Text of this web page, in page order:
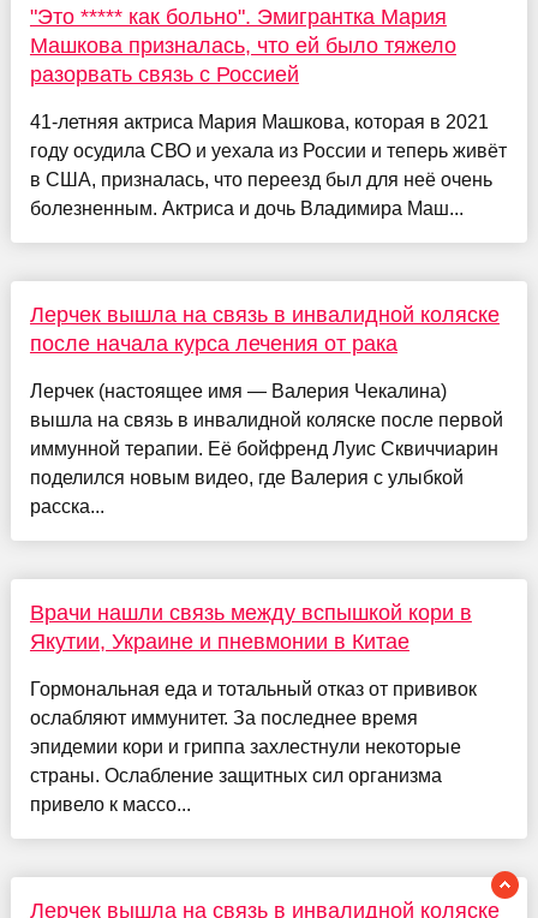
"Это ***** как больно". Эмигрантка Мария
Машкова призналась, что ей было тяжело
разорвать связь с Россией
41-летняя актриса Мария Машкова, которая в 2021
году осудила СВО и уехала из России и теперь живёт
в США, призналась, что переезд был для неё очень
болезненным. Актриса и дочь Владимира Маш...
Лерчек вышла на связь в инвалидной коляске
после начала курса лечения от рака
Лерчек (настоящее имя — Валерия Чекалина)
вышла на связь в инвалидной коляске после первой
иммунной терапии. Её бойфренд Луис Сквиччиарин
поделился новым видео, где Валерия с улыбкой
расска...
Врачи нашли связь между вспышкой кори в
Якутии, Украине и пневмонии в Китае
Гормональная еда и тотальный отказ от прививок
ослабляют иммунитет. За последнее время
эпидемии кори и гриппа захлестнули некоторые
страны. Ослабление защитных сил организма
привело к массо...
Лерчек вышла на связь в инвалидной коляске